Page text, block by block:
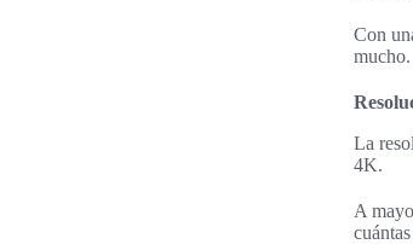
Con
mucho.
La
4K.
A